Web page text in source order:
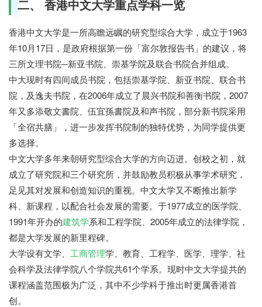
二、 香港中文大学重点学科一览
香港中文大学是一所高瞻远瞩的研究型综合大学，成立于1963
年10月17日，是政府根据第一份「富尔敦报告书」的建议，将
三所文理书院─新亚书院、崇基学院及联合书院合并组成。
中大现时有四间成员书院，包括崇基学院、新亚书院、联合书
院，及逸夫书院，在2006年成立了晨兴书院和善衡书院，2007
年又多添敬文書院、伍宜孫書院及和声书院，部分新书院采用
「全宿共膳」，进一步发挥书院制的独特优势，为同学提供更
多选择。
中文大学多年来朝研究型综合大学的方向迈进。创校之初，就
成立了研究院和三个研究所，并鼓励教员积极从事学术研究，
足见其对发展和创造知识的重视。中文大学又不断推出新学
科、新课程，以配合社会发展的需要。于1977成立的医学院、
1991年开办的建筑学系和工程学院、2005年成立的法律学院，
都是大学发展的新里程碑。
大学设有文学、 工商管理学、教育、工程学、医学、理学、社
会科学及法律学院八个学院共61个学系。现时中文大学提共的
课程涵盖范围极为广泛，其中不少学科于推出时更属香港首
创。